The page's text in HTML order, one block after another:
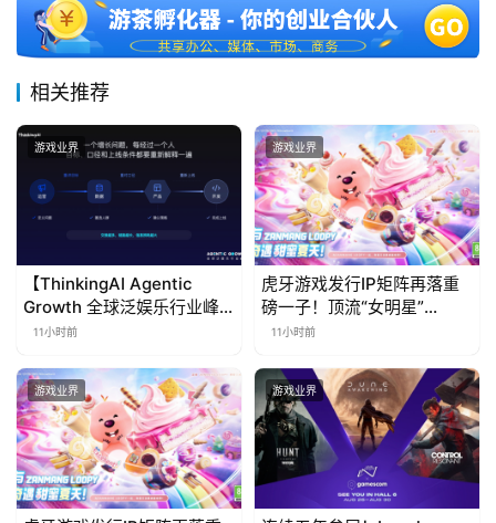
相关推荐
游戏业界
【ThinkingAI Agentic
Growth 全球泛娱乐行业峰
会】Agent 时代，人到底负
11小时前
游戏业界
虎牙游戏发行IP矩阵再落重
磅一子！顶流“女明星”
ZANMANG LOOPY 正版3D
曝光
11小时前
游戏业界 游戏业界